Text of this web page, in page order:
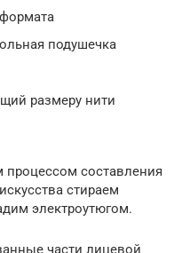
подушечка
размеру нити
составления
стираем
электроутюгом.
части лицевой